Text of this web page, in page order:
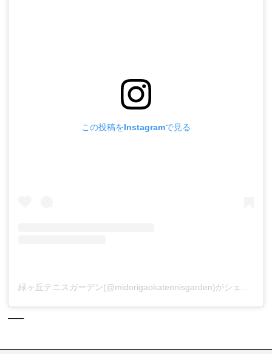
この投稿をInstagramで見る
緑ヶ丘テニスガーデン(@midorigaokatennisgarden)がシェアした投稿
—–